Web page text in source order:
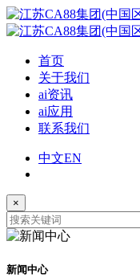
首页
关于我们
ai资讯
ai应用
联系我们
中文EN
×
新闻中心